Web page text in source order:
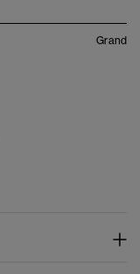
Grand